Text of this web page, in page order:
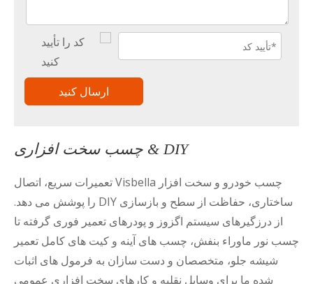
ارسال کنید
DIY & چسب سخت افزاری
چسب خودرو و سخت افزار Visbella تعمیرات سریع، اتصال
ساختاری، حفاظت از سطح و بازسازی DIY را پوشش می دهد.
از درزگیرهای سیستم اگزوز و پودرهای تعمیر فوری گرفته تا
چسب نور ماوراء بنفش، چسب های آینه و کیت های کامل تعمیر
شیشه جلو، متخصصان و دست سازان به فرمول های اثبات
شده ما برای وسایل نقلیه و کارهای سخت افزاری عمومی